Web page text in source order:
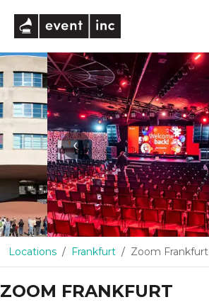
‹
Locations Frankfurt Zoom Frankfurt
ZOOM FRANKFURT